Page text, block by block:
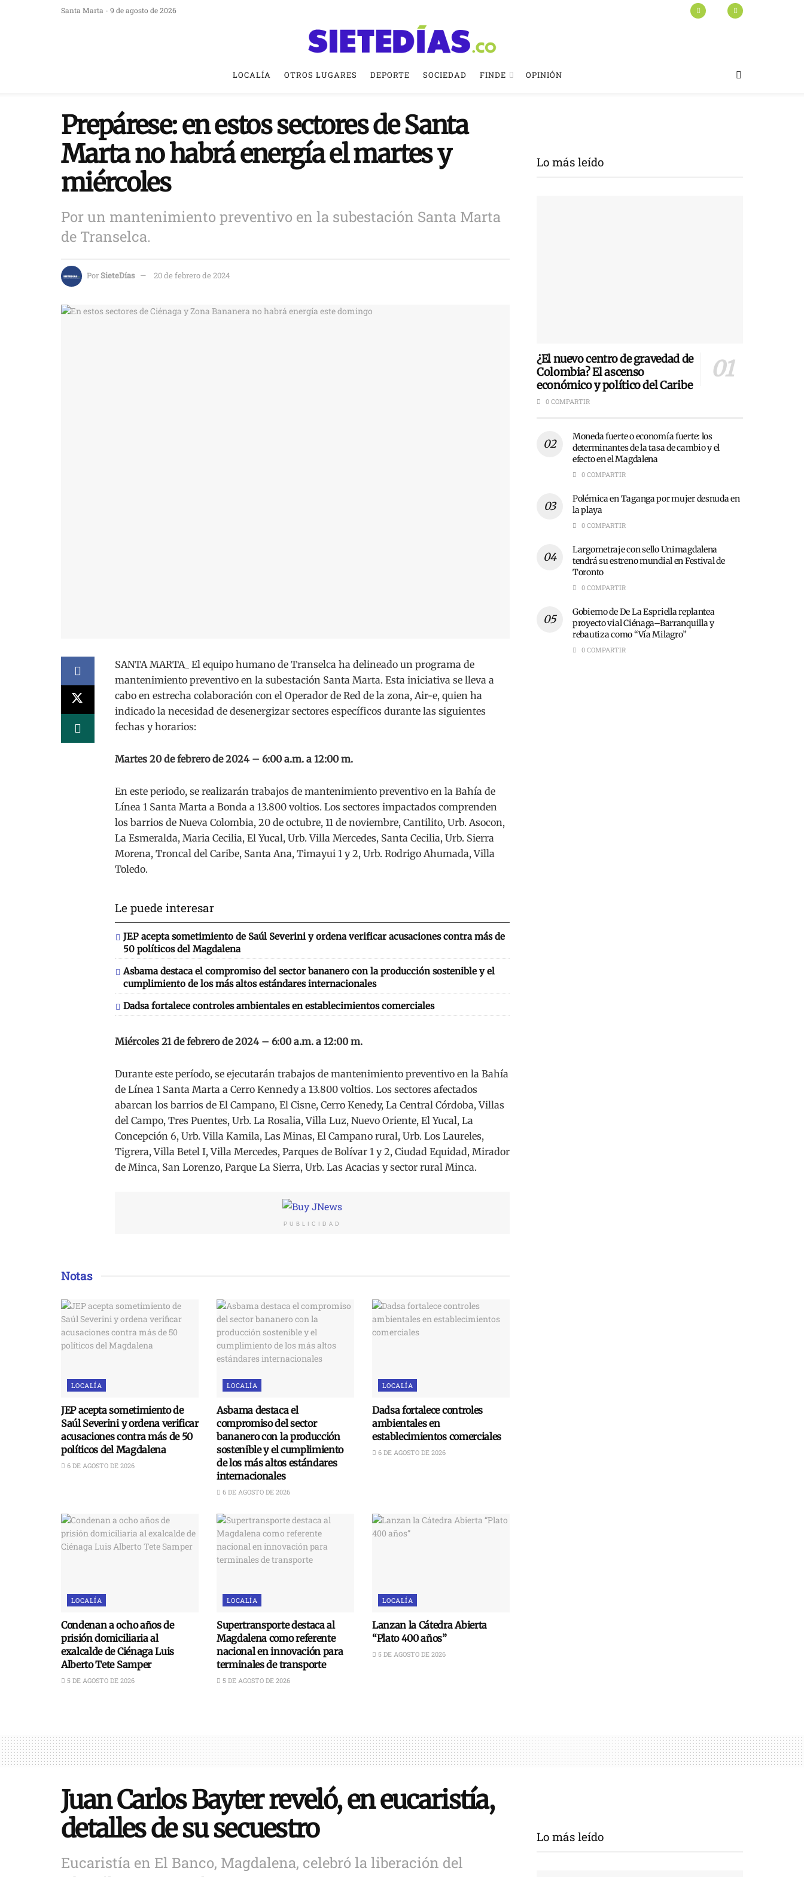
Santa Marta - 9 de agosto de 2026
LOCALÍA OTROS LUGARES DEPORTE SOCIEDAD FINDE OPINIÓN
Prepárese: en estos sectores de Santa
Marta no habrá energía el martes y
miércoles
Por un mantenimiento preventivo en la subestación Santa Marta
de Transelca.
PorSieteDías 20 de febrero de 2024
SANTA MARTA_ El equipo humano de Transelca ha delineado un programa de
mantenimiento preventivo en la subestación Santa Marta. Esta iniciativa se lleva a
cabo en estrecha colaboración con el Operador de Red de la zona, Air-e, quien ha
indicado la necesidad de desenergizar sectores específicos durante las siguientes
fechas y horarios:
Martes 20 de febrero de 2024 – 6:00 a.m. a 12:00 m.
En este periodo, se realizarán trabajos de mantenimiento preventivo en la Bahía de
Línea 1 Santa Marta a Bonda a 13.800 voltios. Los sectores impactados comprenden
los barrios de Nueva Colombia, 20 de octubre, 11 de noviembre, Cantilito, Urb. Asocon,
La Esmeralda, Maria Cecilia, El Yucal, Urb. Villa Mercedes, Santa Cecilia, Urb. Sierra
Morena, Troncal del Caribe, Santa Ana, Timayui 1 y 2, Urb. Rodrigo Ahumada, Villa
Toledo.
Le puede interesar
JEP acepta sometimiento de Saúl Severini y ordena verificar acusaciones contra más de
50 políticos del Magdalena
Asbama destaca el compromiso del sector bananero con la producción sostenible y el
cumplimiento de los más altos estándares internacionales
Dadsa fortalece controles ambientales en establecimientos comerciales
Miércoles 21 de febrero de 2024 – 6:00 a.m. a 12:00 m.
Durante este período, se ejecutarán trabajos de mantenimiento preventivo en la Bahía
de Línea 1 Santa Marta a Cerro Kennedy a 13.800 voltios. Los sectores afectados
abarcan los barrios de El Campano, El Cisne, Cerro Kenedy, La Central Córdoba, Villas
del Campo, Tres Puentes, Urb. La Rosalia, Villa Luz, Nuevo Oriente, El Yucal, La
Concepción 6, Urb. Villa Kamila, Las Minas, El Campano rural, Urb. Los Laureles,
Tigrera, Villa Betel I, Villa Mercedes, Parques de Bolívar 1 y 2, Ciudad Equidad, Mirador
de Minca, San Lorenzo, Parque La Sierra, Urb. Las Acacias y sector rural Minca.
PUBLICIDAD
Notas
LOCALÍA
JEP acepta sometimiento de
Saúl Severini y ordena verificar
acusaciones contra más de 50
políticos del Magdalena
6 DE AGOSTO DE 2026
LOCALÍA
Asbama destaca el
compromiso del sector
bananero con la producción
sostenible y el cumplimiento
de los más altos estándares
internacionales
6 DE AGOSTO DE 2026
LOCALÍA
Dadsa fortalece controles
ambientales en
establecimientos comerciales
6 DE AGOSTO DE 2026
LOCALÍA
Condenan a ocho años de
prisión domiciliaria al
exalcalde de Ciénaga Luis
Alberto Tete Samper
5 DE AGOSTO DE 2026
LOCALÍA
Supertransporte destaca al
Magdalena como referente
nacional en innovación para
terminales de transporte
5 DE AGOSTO DE 2026
LOCALÍA
Lanzan la Cátedra Abierta
“Plato 400 años”
5 DE AGOSTO DE 2026
Lo más leído
¿El nuevo centro de gravedad de
Colombia? El ascenso
económico y político del Caribe
0 COMPARTIR
Moneda fuerte o economía fuerte: los
determinantes de la tasa de cambio y el
efecto en el Magdalena
0 COMPARTIR
Polémica en Taganga por mujer desnuda en
la playa
0 COMPARTIR
Largometraje con sello Unimagdalena
tendrá su estreno mundial en Festival de
Toronto
0 COMPARTIR
Gobierno de De La Espriella replantea
proyecto vial Ciénaga–Barranquilla y
rebautiza como “Vía Milagro”
0 COMPARTIR
Juan Carlos Bayter reveló, en eucaristía,
detalles de su secuestro
Eucaristía en El Banco, Magdalena, celebró la liberación del
Lo más leído